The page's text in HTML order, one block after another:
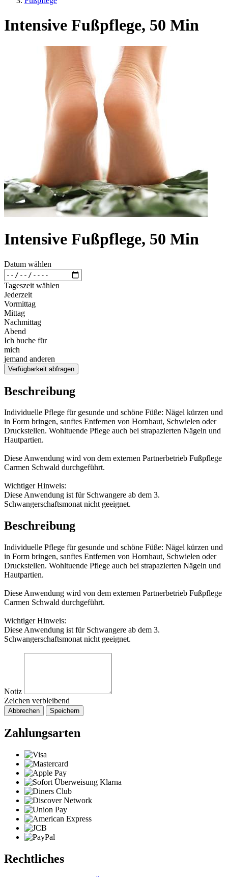
Intensive Fußpflege, 50 Min
Intensive Fußpflege, 50 Min
Datum wählen
Tageszeit wählen
Jederzeit
Vormittag
Mittag
Nachmittag
Abend
Ich buche für
mich
jemand anderen
Verfügbarkeit abfragen
Beschreibung
Individuelle Pflege für gesunde und schöne Füße: Nägel kürzen und
in Form bringen, sanftes Entfernen von Hornhaut, Schwielen oder
Druckstellen. Wohltuende Pflege auch bei strapazierten Nägeln und
Hautpartien.
Diese Anwendung wird von dem externen Partnerbetrieb Fußpflege
Carmen Schwald durchgeführt.
Wichtiger Hinweis:
Diese Anwendung ist für Schwangere ab dem 3.
Schwangerschaftsmonat nicht geeignet.
Beschreibung
Individuelle Pflege für gesunde und schöne Füße: Nägel kürzen und
in Form bringen, sanftes Entfernen von Hornhaut, Schwielen oder
Druckstellen. Wohltuende Pflege auch bei strapazierten Nägeln und
Hautpartien.
Diese Anwendung wird von dem externen Partnerbetrieb Fußpflege
Carmen Schwald durchgeführt.
Wichtiger Hinweis:
Diese Anwendung ist für Schwangere ab dem 3.
Schwangerschaftsmonat nicht geeignet.
Notiz
Zeichen verbleibend
Abbrechen Speichern
Zahlungsarten
Rechtliches